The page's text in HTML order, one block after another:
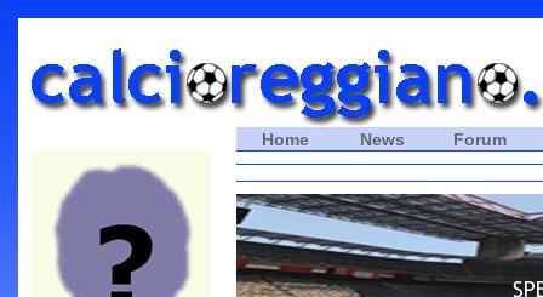
Home News Forum